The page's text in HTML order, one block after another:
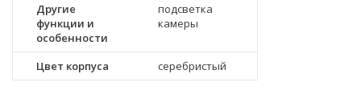
Другие
функции и
особенности
подсветка
камеры
Цвет корпуса серебристый